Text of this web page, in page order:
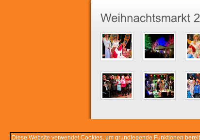
Diese Website verwendet Cookies, um grundlegende Funktionen